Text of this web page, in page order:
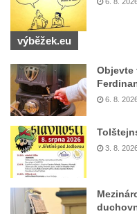
Kunraticích u Šluknova
Kříž na zahradě u domu
Kunraticích u Šluknova
Kříž naproti domu čp. 34
Šluknova
Kříž u polní cesty mezi
Školní kříž u polní cesty
Rychnově u Jablonce
Rychnově u Jablonce
výběžek.eu
Objevte
6. 8.
3. 8.